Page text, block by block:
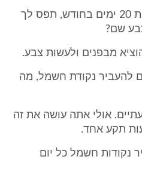
ש. וכל זה לקח לך 6-8 שעות 20 ימים בחודש, תפס לך
שם?
מבפנים ולעשות צבע.
להעביר נקודת חשמל, מה
אולי אתה עושה את זה
נקודות חשמל כל יום